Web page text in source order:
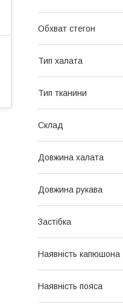
Обхват стегон
Тип халата
Тип тканини
Склад
Довжина халата
Довжина рукава
Застібка
Наявність капюшона
Наявність пояса